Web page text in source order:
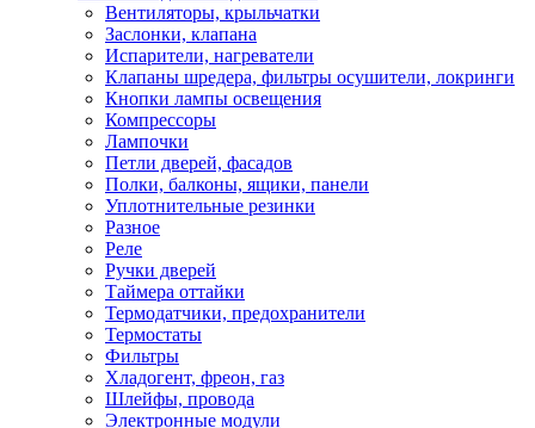
Вентиляторы, крыльчатки
Заслонки, клапана
Испарители, нагреватели
Клапаны шредера, фильтры осушители, локринги
Кнопки лампы освещения
Компрессоры
Лампочки
Петли дверей, фасадов
Полки, балконы, ящики, панели
Уплотнительные резинки
Разное
Реле
Ручки дверей
Таймера оттайки
Термодатчики, предохранители
Термостаты
Фильтры
Хладогент, фреон, газ
Шлейфы, провода
Электронные модули